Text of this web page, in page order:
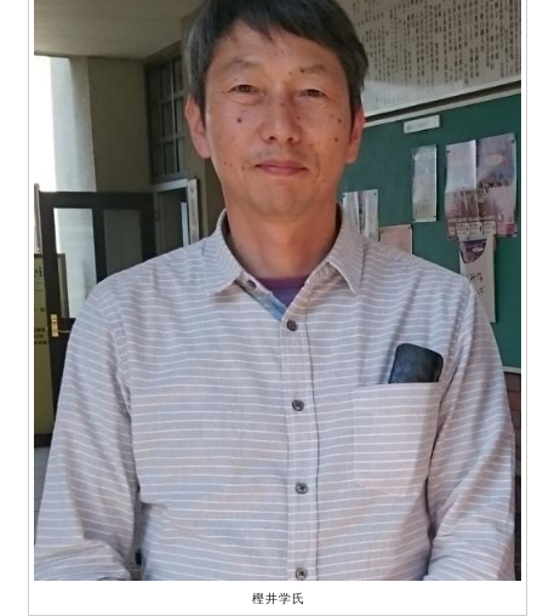
樫井学氏